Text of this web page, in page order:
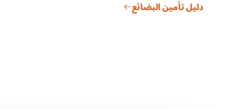
دليل تأمين البضائع